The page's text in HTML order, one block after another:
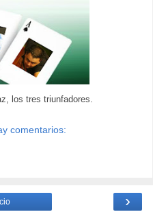
los tres triunfadores.
comentarios:
›